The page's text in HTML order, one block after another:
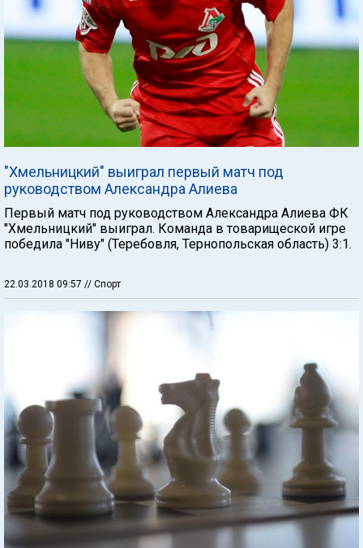
"Хмельницкий" выиграл первый матч под
руководством Александра Алиева
Первый матч под руководством Александра Алиева ФК
"Хмельницкий" выиграл. Команда в товарищеской игре
победила "Ниву" (Теребовля, Тернопольская область) 3:1.
22.03.2018 09:57 // Спорт